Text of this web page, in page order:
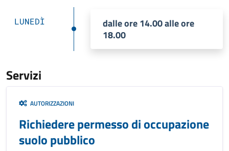
LUNEDÌ
dalle ore 14.00 alle ore
18.00
Servizi
AUTORIZZAZIONI
Richiedere permesso di occupazione
suolo pubblico